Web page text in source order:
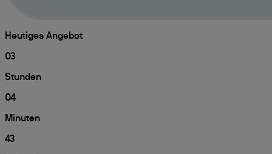
Heutiges Angebot
03
Stunden
04
Minuten
42